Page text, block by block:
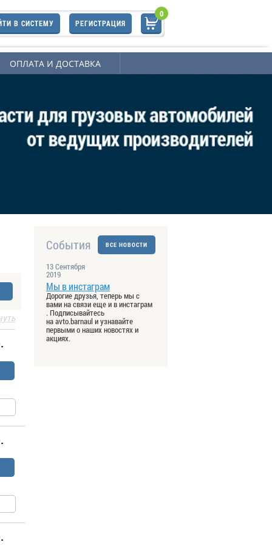
0
В СИСТЕМУ РЕГИСТРАЦИЯ
ОПЛАТА И ДОСТАВКА
ВСЕ НОВОСТИ
События
13 Сентября
2019
Мы в инстаграм
Дорогие друзья, теперь мы с
вами на связи еще и в инстаграм
. Подписывайтесь
на avto.barnaul и узнавайте
первыми о наших новостях и
акциях.